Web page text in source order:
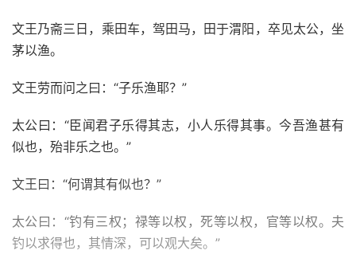
文王乃斋三日，乘田车，驾田马，田于渭阳，卒见太公，坐
茅以渔。
文王劳而问之曰：“子乐渔耶？”
太公曰：“臣闻君子乐得其志，小人乐得其事。今吾渔甚有
似也，殆非乐之也。”
文王曰：“何谓其有似也？”
太公曰：“钓有三权；禄等以权，死等以权，官等以权。夫
钓以求得也，其情深，可以观大矣。”